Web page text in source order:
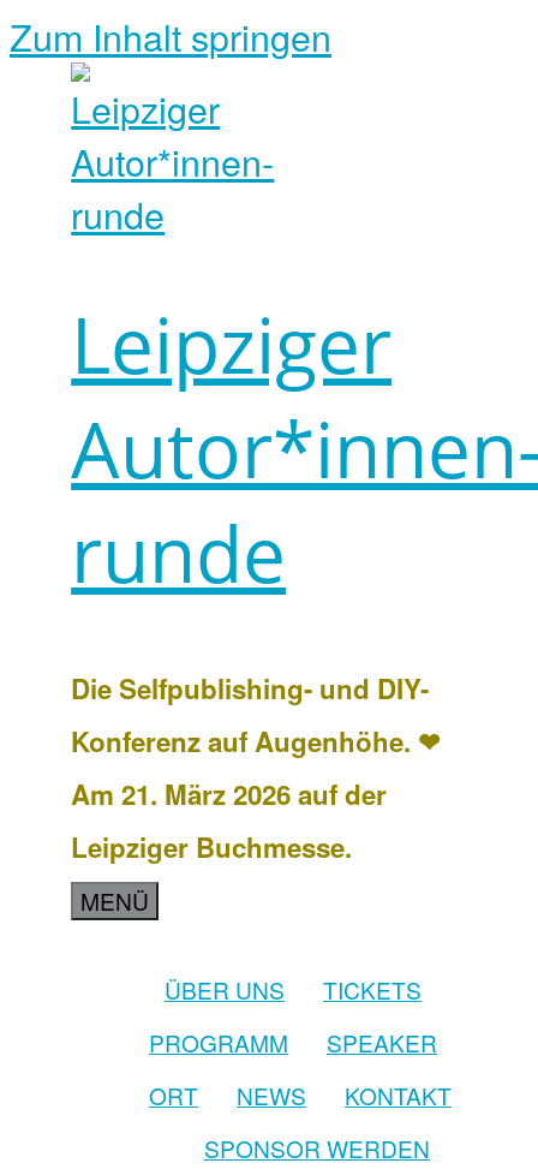
Zum Inhalt springen
Leipziger
runde
Die Selfpublishing- und DIY-
Konferenz auf Augenhöhe. ❤
Am 21. März 2026 auf der
Leipziger Buchmesse.
MENÜ
ÜBER UNS
TICKETS
PROGRAMM
SPEAKER
ORT
NEWS
KONTAKT
SPONSOR WERDEN